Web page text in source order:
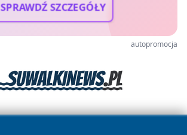
SPRAWDŹ SZCZEGÓŁY
autopromocja